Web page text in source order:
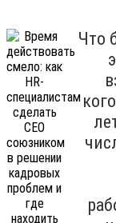
Что